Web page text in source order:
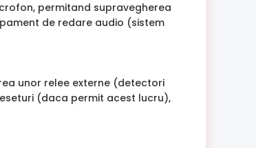
permitand supravegherea
de redare audio (sistem
unor relee externe (detectori
(daca permit acest lucru),